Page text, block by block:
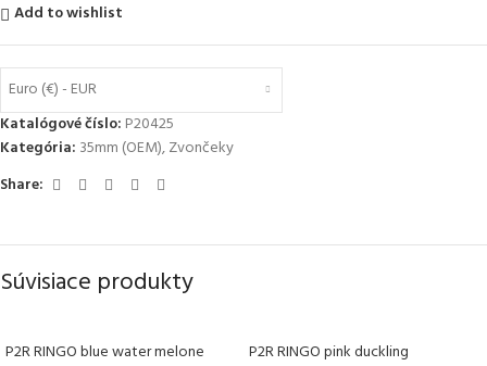
Add to wishlist
Euro (€) - EUR
Katalógové číslo: P20425
Kategória: 35mm (OEM),Zvončeky
Share:
Súvisiace produkty
P2R RINGO blue water melone
P2R RINGO pink duckling